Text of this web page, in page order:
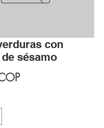
con
sésamo
Precio